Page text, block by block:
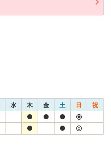
水 木 金 土 日 祝